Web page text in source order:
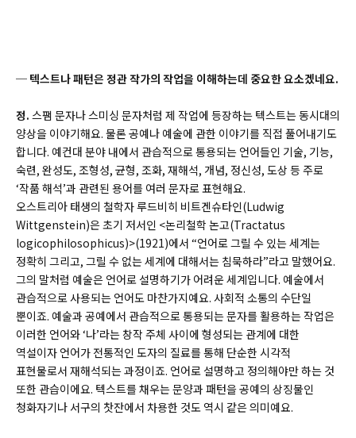
─ 텍스트나 패턴은 정관 작가의 작업을 이해하는데 중요한 요소겠네요.
정. 스팸 문자나 스미싱 문자처럼 제 작업에 등장하는 텍스트는 동시대의
양상을 이야기해요. 물론 공예나 예술에 관한 이야기를 직접 풀어내기도
합니다. 예컨대 분야 내에서 관습적으로 통용되는 언어들인 기술, 기능,
숙련, 완성도, 조형성, 균형, 조화, 재해석, 개념, 정신성, 도상 등 주로
‘작품 해석’과 관련된 용어를 여러 문자로 표현해요.
오스트리아 태생의 철학자 루드비히 비트겐슈타인(Ludwig
Wittgenstein)은 초기 저서인 <논리철학 논고(Tractatus
logicophilosophicus)>(1921)에서 “언어로 그릴 수 있는 세계는
정확히 그리고, 그릴 수 없는 세계에 대해서는 침묵하라”라고 말했어요.
그의 말처럼 예술은 언어로 설명하기가 어려운 세계입니다. 예술에서
관습적으로 사용되는 언어도 마찬가지예요. 사회적 소통의 수단일
뿐이죠. 예술과 공예에서 관습적으로 통용되는 문자를 활용하는 작업은
이러한 언어와 ‘나’라는 창작 주체 사이에 형성되는 관계에 대한
역설이자 언어가 전통적인 도자의 질료를 통해 단순한 시각적
표현물로서 재해석되는 과정이죠. 언어로 설명하고 정의해야만 하는 것
또한 관습이에요. 텍스트를 채우는 문양과 패턴을 공예의 상징물인
청화자기나 서구의 찻잔에서 차용한 것도 역시 같은 의미예요.